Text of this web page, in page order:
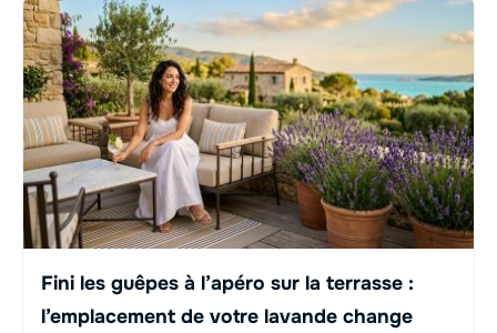
Fini les guêpes à l’apéro sur la terrasse :
l’emplacement de votre lavande change